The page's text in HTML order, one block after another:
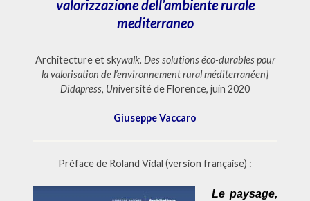
valorizzazione dell’ambiente rurale
mediterraneo
Architecture et skywalk. Des solutions éco-durables pour
la valorisation de l’environnement rural méditerranéen]
Didapress, Université de Florence, juin 2020
Giuseppe Vaccaro
Préface de Roland Vidal (version française) :
Le paysage,